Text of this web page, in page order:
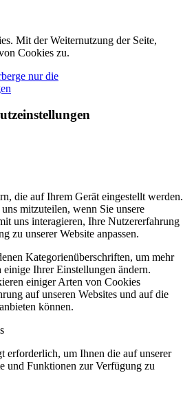
Mit der Weiternutzung der Seite,
Cookies zu.
nur die
die auf Ihrem Gerät eingestellt werden.
mitzuteilen, wenn Sie unsere
uns interagieren, Ihre Nutzererfahrung
zu unserer Website anpassen.
Kategorienüberschriften, um mehr
Ihrer Einstellungen ändern.
einiger Arten von Cookies
auf unseren Websites und auf die
können.
erforderlich, um Ihnen die auf unserer
und Funktionen zur Verfügung zu